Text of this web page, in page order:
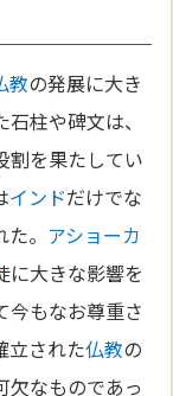
教の発展に大き
柱や碑文は、
割を果たしてい
インドだけでな
。 アショーカ
に大きな影響を
今もなお尊重さ
立された仏教の
欠なものであっ